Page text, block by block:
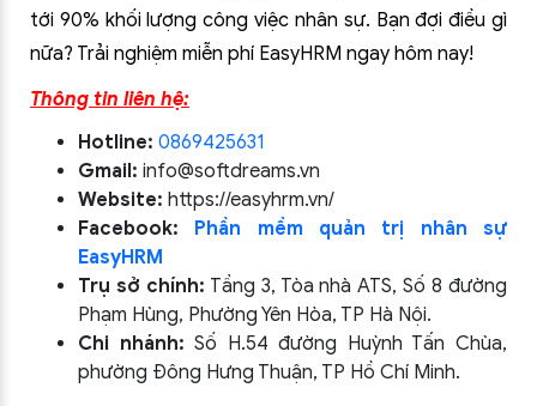
tới 90% khối lượng công việc nhân sự. Bạn đợi điều gì
nữa? Trải nghiệm miễn phí EasyHRM ngay hôm nay!
Thông tin liên hệ:
Hotline: 0869425631
Gmail: info@softdreams.vn
Website: https://easyhrm.vn/
Facebook: Phần mềm quản trị nhân sự
EasyHRM
Trụ sở chính: Tầng 3, Tòa nhà ATS, Số 8 đường
Phạm Hùng, Phường Yên Hòa, TP Hà Nội.
Chi nhánh: Số H.54 đường Huỳnh Tấn Chùa,
phường Đông Hưng Thuận, TP Hồ Chí Minh.